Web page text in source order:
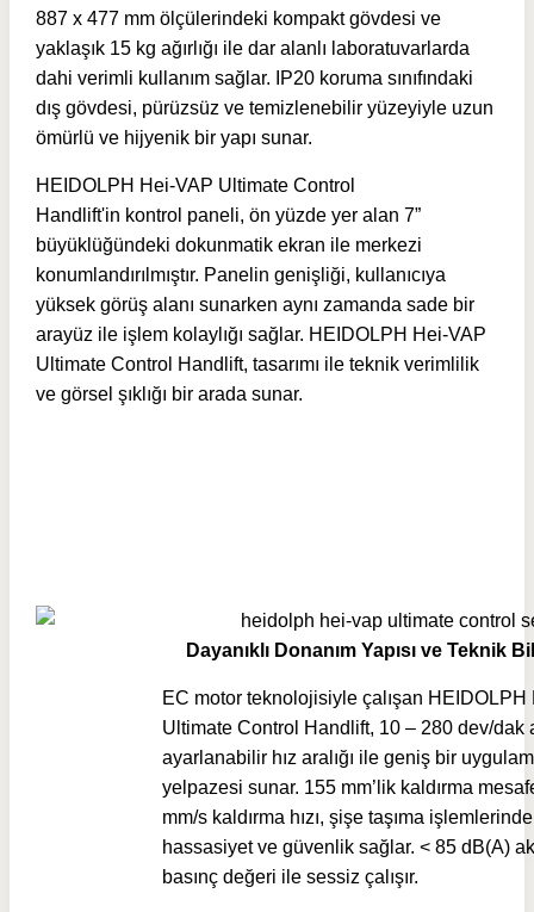
887 x 477 mm ölçülerindeki kompakt gövdesi ve
yaklaşık 15 kg ağırlığı ile dar alanlı laboratuvarlarda
dahi verimli kullanım sağlar. IP20 koruma sınıfındaki
dış gövdesi, pürüzsüz ve temizlenebilir yüzeyiyle uzun
ömürlü ve hijyenik bir yapı sunar.
HEIDOLPH Hei-VAP Ultimate Control
Handlift'in kontrol paneli, ön yüzde yer alan 7”
büyüklüğündeki dokunmatik ekran ile merkezi
konumlandırılmıştır. Panelin genişliği, kullanıcıya
yüksek görüş alanı sunarken aynı zamanda sade bir
arayüz ile işlem kolaylığı sağlar. HEIDOLPH Hei-VAP
Ultimate Control Handlift, tasarımı ile teknik verimlilik
ve görsel şıklığı bir arada sunar.
Dayanıklı Donanım Yapısı ve Teknik
EC motor teknolojisiyle çalışan HEIDOLPH
Ultimate Control Handlift, 10 – 280 dev/dak
ayarlanabilir hız aralığı ile geniş bir
yelpazesi sunar. 155 mm’lik kaldırma
mm/s kaldırma hızı, şişe taşıma işlemlerinde
hassasiyet ve güvenlik sağlar. < 85 dB(A)
basınç değeri ile sessiz çalışır.